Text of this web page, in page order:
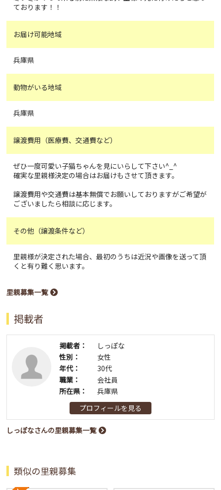
ております！！
お届け可能地域
兵庫県
動物がいる地域
兵庫県
譲渡費用（医療費、交通費など）
ぜひ一度可愛い子猫ちゃんを見にいらして下さい^_^
確実な里親様決定の場合はお届けもさせて頂きます。
譲渡費用や交通費は基本無償でお願いしておりますがご希望が
ございましたら相談に応じます。
その他（譲渡条件など）
里親様が決定された場合、最初のうちは近況や画像を送って頂
くと有り難く思います。
里親募集一覧
掲載者
掲載者：
しっぽな
性別：
女性
年代：
30代
職業：
会社員
所在県：
兵庫県
プロフィールを見る
しっぽなさんの里親募集一覧
類似の里親募集